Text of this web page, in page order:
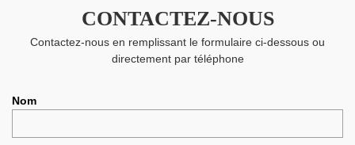
CONTACTEZ-NOUS
Contactez-nous en remplissant le formulaire ci-dessous ou
directement par téléphone
Nom